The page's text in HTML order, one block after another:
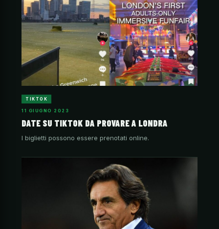
TIKTOK
11 GIUGNO 2023
DATE SU TIKTOK DA PROVARE A LONDRA
I biglietti possono essere prenotati online.